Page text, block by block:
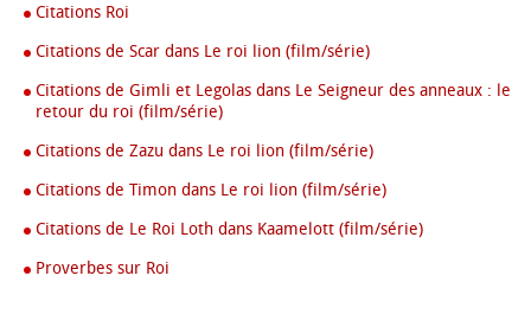
Citations Roi
Citations de Scar dans Le roi lion (film/série)
Citations de Gimli et Legolas dans Le Seigneur des anneaux : le
retour du roi (film/série)
Citations de Zazu dans Le roi lion (film/série)
Citations de Timon dans Le roi lion (film/série)
Citations de Le Roi Loth dans Kaamelott (film/série)
Proverbes sur Roi